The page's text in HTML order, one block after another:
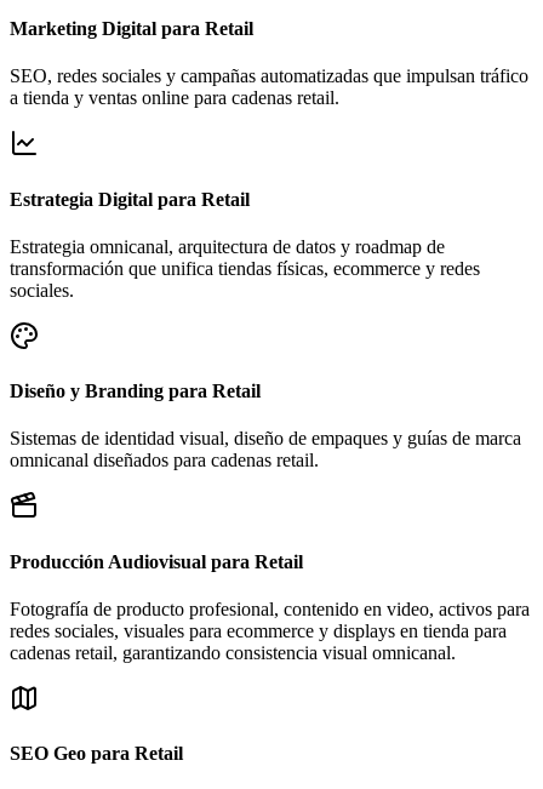
Marketing Digital para Retail
SEO, redes sociales y campañas automatizadas que impulsan tráfico
a tienda y ventas online para cadenas retail.
Estrategia Digital para Retail
Estrategia omnicanal, arquitectura de datos y roadmap de
transformación que unifica tiendas físicas, ecommerce y redes
sociales.
Diseño y Branding para Retail
Sistemas de identidad visual, diseño de empaques y guías de marca
omnicanal diseñados para cadenas retail.
Producción Audiovisual para Retail
Fotografía de producto profesional, contenido en video, activos para
redes sociales, visuales para ecommerce y displays en tienda para
cadenas retail, garantizando consistencia visual omnicanal.
SEO Geo para Retail